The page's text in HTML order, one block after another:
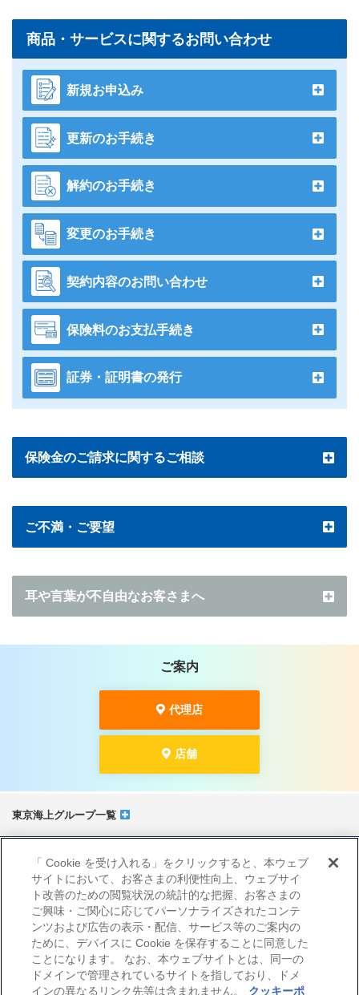
商品・サービスに関するお問い合わせ
新規お申込み
更新のお手続き
解約のお手続き
変更のお手続き
契約内容のお問い合わせ
保険料のお支払手続き
証券・証明書の発行
保険金のご請求に関するご相談
ご不満・ご要望
耳や言葉が不自由なお客さまへ
ご案内
代理店
店舗
東京海上グループ一覧
サイトマップ
当サイトのご利用にあたって
勧誘方針
プライバシーポリシー（個人情報のお取扱いについて）
「 Cookie を受け入れる」をクリックすると、本ウェブ
サイトにおいて、お客さまの利便性向上、ウェブサイ
ト改善のための閲覧状況の統計的な把握、お客さまの
ご興味・ご関心に応じてパーソナライズされたコンテ
ンツおよび広告の表示・配信、サービス等のご案内の
ために、デバイスに Cookie を保存することに同意した
ことになります。 なお、本ウェブサイトとは、同一の
ドメインで管理されているサイトを指しており、ドメ
インの異なるリンク先等は含まれません。
クッキーポ